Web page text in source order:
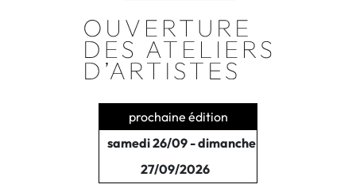
prochaine édition
samedi 26/09 - dimanche
27/09/2026